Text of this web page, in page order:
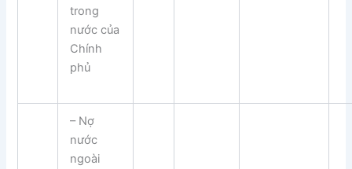
trong
nước của
Chính
phủ
– Nợ
nước
ngoài